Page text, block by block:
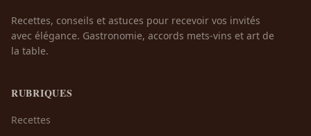
Recettes, conseils et astuces pour recevoir vos invités
avec élégance. Gastronomie, accords mets-vins et art de
la table.
RUBRIQUES
Recettes